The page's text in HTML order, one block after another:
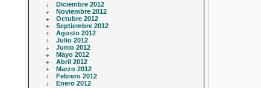
Diciembre 2012
Noviembre 2012
Octubre 2012
Septiembre 2012
Agosto 2012
Julio 2012
Junio 2012
Mayo 2012
Abril 2012
Marzo 2012
Febrero 2012
Enero 2012